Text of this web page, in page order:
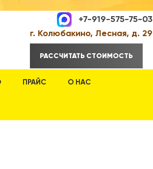
+7-919-575-75-03
г. Колюбакино, Лесная, д. 29
РАССЧИТАТЬ СТОИМОСТЬ
ПРАЙС О НАС